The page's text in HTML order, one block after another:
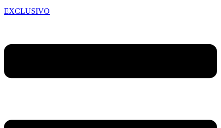
EXCLUSIVO